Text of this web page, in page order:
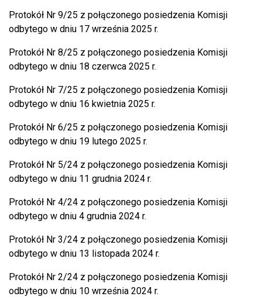
Protokół Nr 9/25 z połączonego posiedzenia Komisji
odbytego w dniu 17 września 2025 r.
Protokół Nr 8/25 z połączonego posiedzenia Komisji
odbytego w dniu 18 czerwca 2025 r.
Protokół Nr 7/25 z połączonego posiedzenia Komisji
odbytego w dniu 16 kwietnia 2025 r.
Protokół Nr 6/25 z połączonego posiedzenia Komisji
odbytego w dniu 19 lutego 2025 r.
Protokół Nr 5/24 z połączonego posiedzenia Komisji
odbytego w dniu 11 grudnia 2024 r.
Protokół Nr 4/24 z połączonego posiedzenia Komisji
odbytego w dniu 4 grudnia 2024 r.
Protokół Nr 3/24 z połączonego posiedzenia Komisji
odbytego w dniu 13 listopada 2024 r.
Protokół Nr 2/24 z połączonego posiedzenia Komisji
odbytego w dniu 10 września 2024 r.